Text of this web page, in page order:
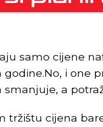
samo cijene
i one
a
tržištu cijena